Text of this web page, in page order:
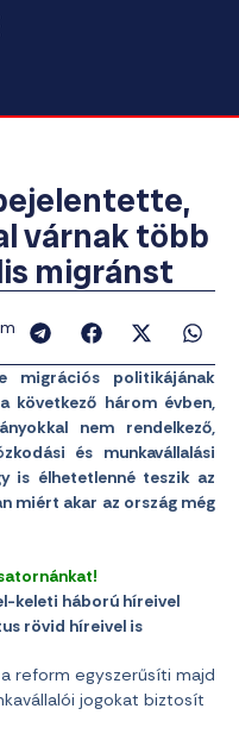
várnak több
migránst
migrációs politikájának
következő három évben,
nem rendelkező,
és munkavállalási
is élhetetlenné teszik az
miért akar az ország még
keleti háború híreivel
rövid híreivel is
reform egyszerűsíti majd
jogokat biztosít